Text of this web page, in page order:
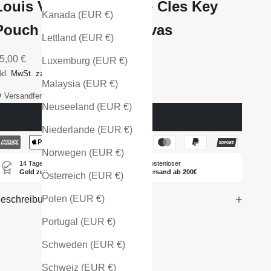
Kanada (EUR €)
Lettland (EUR €)
Luxemburg (EUR €)
Malaysia (EUR €)
Neuseeland (EUR €)
Niederlande (EUR €)
Norwegen (EUR €)
Österreich (EUR €)
Polen (EUR €)
Portugal (EUR €)
Schweden (EUR €)
Schweiz (EUR €)
Vuitton Pochette Cles Key
Monogram Canvas
€
MwSt. zzgl. Versandkosten
Versandfertig - in 1-2 Tagen bei dir
14 Tage
Geld zurück
Kostenloser
Versand ab 200€